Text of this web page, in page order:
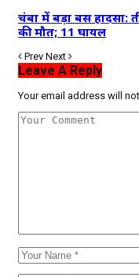
चंबा में बड़ा बस हादसा:
की मौत; 11 घायल
Prev Next
Leave A Reply
Your email address will